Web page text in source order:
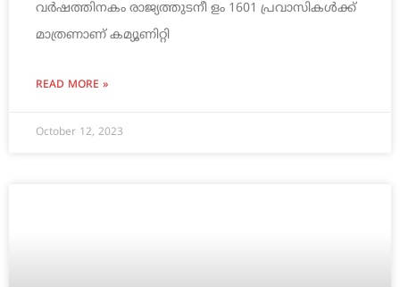
വര്‍ഷത്തിനകം രാജ്യത്തുടനീ ളം 1601 പ്രവാസികള്‍ക്ക്
മാത്രണാണ് കമ്യൂണിറ്റി
READ MORE »
October 12, 2023